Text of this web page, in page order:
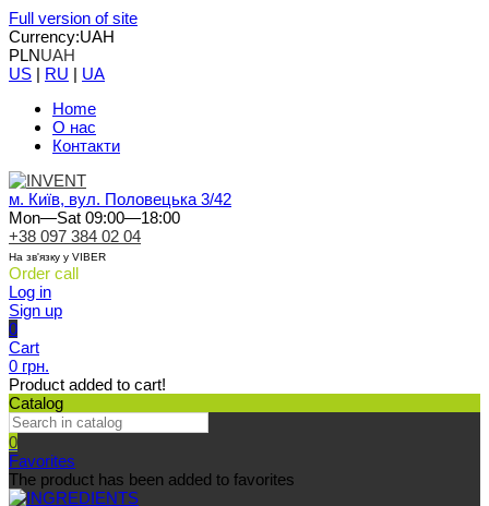
Full version of site
Currency:UAH
PLNUAH
US | RU | UA
Home
О нас
Контакти
м. Київ, вул. Половецька 3/42
Mon—Sat 09:00—18:00
+38 097 384 02 04
На зв'язку у VIBER
Order call
Log in
Sign up
0
Cart
0 грн.
Product added to cart!
Catalog
0
Favorites
The product has been added to favorites